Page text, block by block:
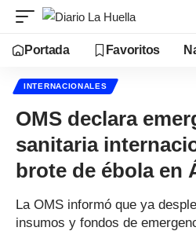
Portada Favoritos
INTERNACIONALES
OMS declara
sanitaria
brote de ébola en
La OMS informó que ya
insumos y fondos de